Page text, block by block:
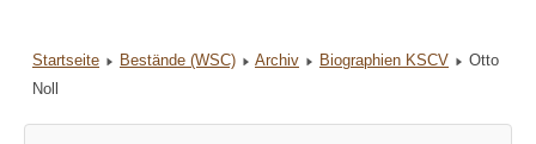
Startseite Bestände (WSC) Archiv Biographien KSCV
Otto
Noll